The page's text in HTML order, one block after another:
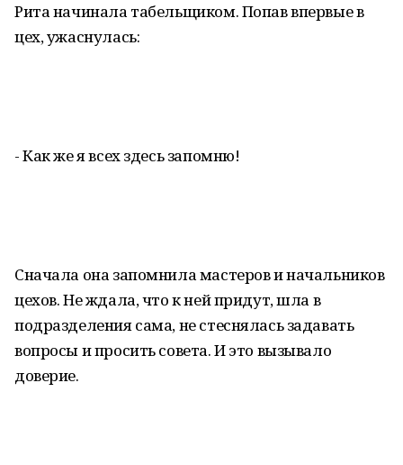
Рита начинала табельщиком. Попав впервые в
цех, ужаснулась:
- Как же я всех здесь запомню!
Сначала она запомнила мастеров и начальников
цехов. Не ждала, что к ней придут, шла в
подразделения сама, не стеснялась задавать
вопросы и просить совета. И это вызывало
доверие.